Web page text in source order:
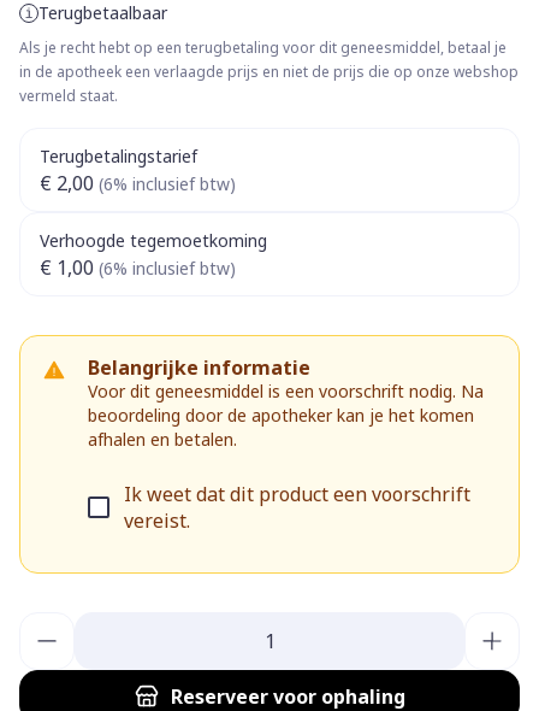
Terugbetaalbaar
Als je recht hebt op een terugbetaling voor dit geneesmiddel, betaal je
in de apotheek een verlaagde prijs en niet de prijs die op onze webshop
vermeld staat.
Terugbetalingstarief
€ 2,00 (6% inclusief btw)
Verhoogde tegemoetkoming
€ 1,00 (6% inclusief btw)
Belangrijke informatie
Voor dit geneesmiddel is een voorschrift nodig. Na
beoordeling door de apotheker kan je het komen
afhalen en betalen.
Ik weet dat dit product een voorschrift
vereist.
Reserveervoor ophaling